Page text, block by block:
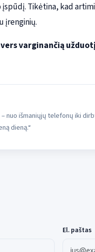
Tikėtina, kad
įrenginių.
varginančią
nuo išmaniųjų telefonų iki
dieną.“
El. paštas